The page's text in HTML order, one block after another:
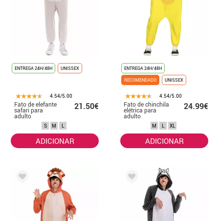
ENTREGA 24H/48H UNISSEX
4.54/5.00
Fato de elefante
safari para
adulto
21.50€
S M L
ADICIONAR
ENTREGA 24H/48H
RECOMENDADO
UNISSEX
4.54/5.00
Fato de chinchila
elétrica para
adulto
24.99€
M L XL
ADICIONAR